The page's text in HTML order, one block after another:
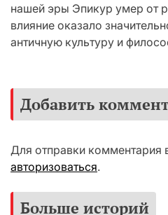
нашей эры Эпикур умер от
влияние оказало
античную культуру и
Добавить
Для отправки комментария
авторизоваться.
Больше историй